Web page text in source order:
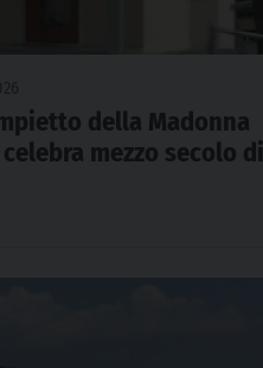
della Madonna
mezzo secolo di